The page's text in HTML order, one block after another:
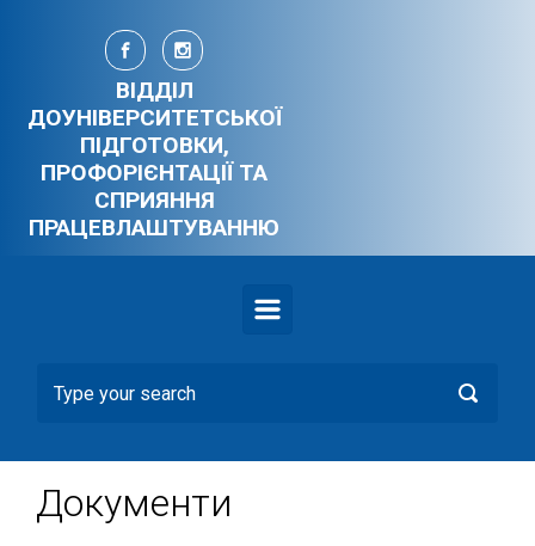
Skip to main content
ВІДДІЛ
ДОУНІВЕРСИТЕТСЬКОЇ
ПІДГОТОВКИ,
ПРОФОРІЄНТАЦІЇ ТА
СПРИЯННЯ
ПРАЦЕВЛАШТУВАННЮ
Документи